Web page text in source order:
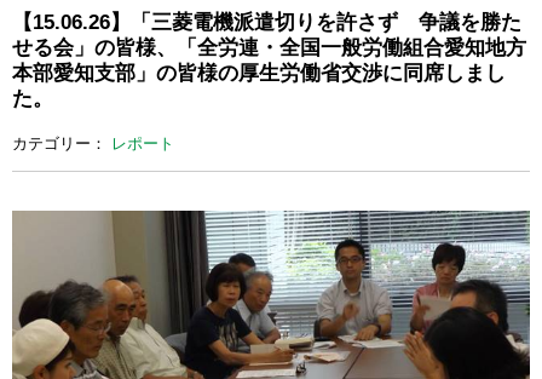
【15.06.26】「三菱電機派遣切りを許さず 争議を勝た
せる会」の皆様、「全労連・全国一般労働組合愛知地方
本部愛知支部」の皆様の厚生労働省交渉に同席しまし
た。
カテゴリー： レポート